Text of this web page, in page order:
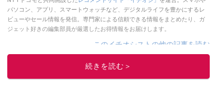
パソコン、アプリ、スマートウォッチなど、デジタルライフを豊かにするレ
ビューやセール情報を発信。専門家による信頼できる情報をまとめたり、ガ
ジェット好きの編集部員が厳選したお得情報をお届けします。
このイチオシストの他の記事を読む
続きを読む＞